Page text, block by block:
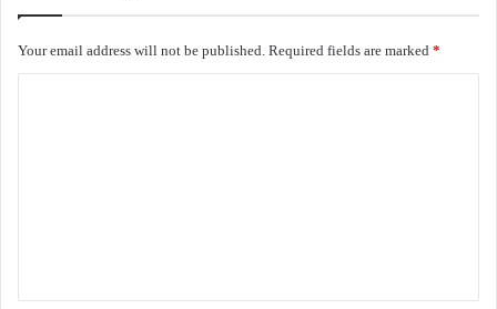
Your email address will not be published. Required fields are marked *